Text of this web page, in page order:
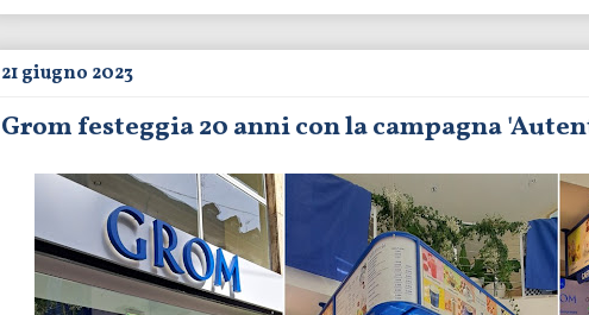
21 giugno 2023
Grom festeggia 20 anni con la campagna